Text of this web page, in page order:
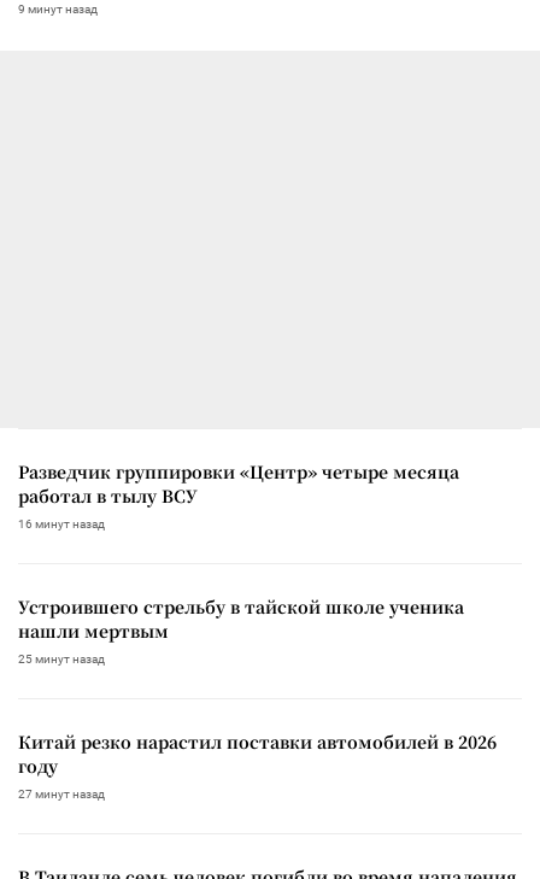
9 минут назад
Разведчик группировки «Центр» четыре месяца
работал в тылу ВСУ
16 минут назад
Устроившего стрельбу в тайской школе ученика
нашли мертвым
25 минут назад
Китай резко нарастил поставки автомобилей в 2026
году
27 минут назад